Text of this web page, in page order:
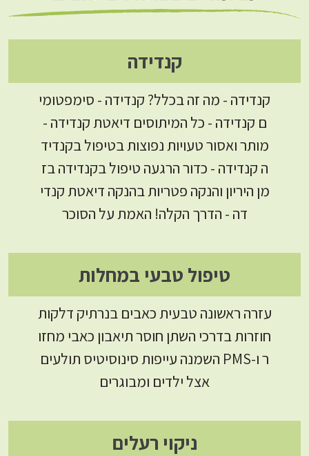
קנדידה
קנדידה - מה זה בכלל? קנדידה - סימפטומי
ם קנדידה - כל המיתוסים דיאטת קנדידה -
מותר ואסור טעויות נפוצות בטיפול בקנדיד
ה קנדידה - כדור הרגעה טיפול בקנדידה בז
מן היריון והנקה פטריות בהנקה דיאטת קנדי
דה - הדרך הקלה! האמת על הסוכר
טיפול טבעי במחלות
עזרה ראשונה טבעית כאבים בנרתיק דלקות
חוזרות בדרכי השתן חוסר תיאבון כאבי מחזו
ר ו-PMS השמנה עייפות סינוסיטיס תולעים
אצל ילדים ומבוגרים
ניקוי רעלים